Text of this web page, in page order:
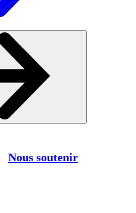
Nous soutenir